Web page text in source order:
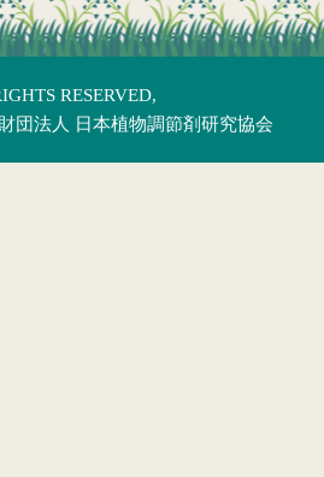
RESERVED,
団法人 日本植物調節剤研究協会